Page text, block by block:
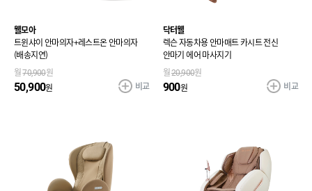
웰모아
트윈샤이 안마의자+레스트온 안마의자
(배송지연)
월70,900원
50,900원 비교
닥터웰
렉슨 자동차용 안마매트 카시트 전신
안마기 에어 마사지기
월20,900원
900원 비교